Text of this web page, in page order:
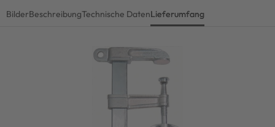
BilderBeschreibungTechnische DatenLieferumfang